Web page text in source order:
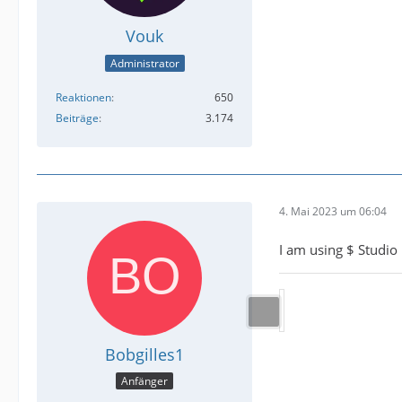
Vouk
Administrator
Reaktionen
650
Beiträge
3.174
Bobgilles1
Anfänger
4. Mai 2023 um 06:04
I am using $ Studio